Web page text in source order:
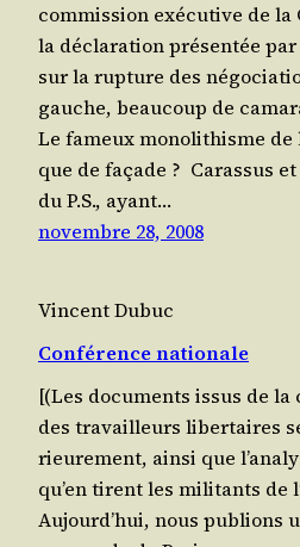
com­mis­sion exé­cu­tive de la
la décla­ra­tion pré­sen­tée
sur la rup­ture des
gauche, beau­coup de
Le fameux mono­li­thisme de
que de façade ? Caras­sus
du P.S., ayant…
novembre 28, 2008
Vincent Dubuc
Conférence nationale
[(Les docu­ments issus de
des tra­vailleurs liber­taires
rieu­re­ment, ain­si que
qu’en tirent les mili­tants de
Aujourd’hui, nous publions